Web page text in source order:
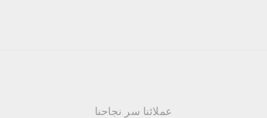
عملائنا سر نجاحنا